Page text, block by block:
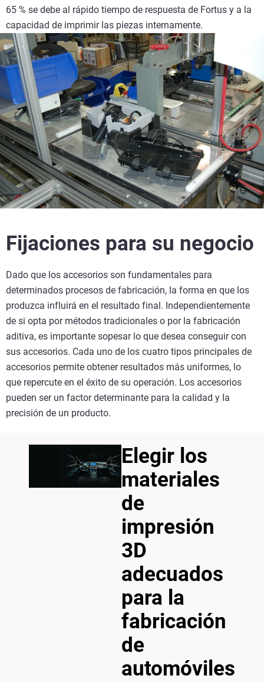
Elegir los
materiales
de
impresión
3D
adecuados
para la
fabricación
de
automóviles
65 % se debe al rápido tiempo de respuesta de Fortus y a la
capacidad de imprimir las piezas internamente.
Fijaciones para su negocio
Dado que los accesorios son fundamentales para
determinados procesos de fabricación, la forma en que los
produzca influirá en el resultado final. Independientemente
de si opta por métodos tradicionales o por la fabricación
aditiva, es importante sopesar lo que desea conseguir con
sus accesorios. Cada uno de los cuatro tipos principales de
accesorios permite obtener resultados más uniformes, lo
que repercute en el éxito de su operación. Los accesorios
pueden ser un factor determinante para la calidad y la
precisión de un producto.